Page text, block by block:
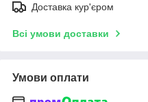
Доставка кур'єром
Всі умови доставки
Умови оплати